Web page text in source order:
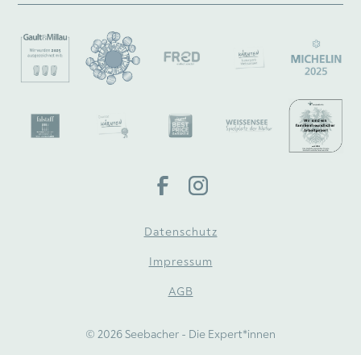
© 2026 Seebacher - Die Expert*innen
Datenschutz
Impressum
AGB